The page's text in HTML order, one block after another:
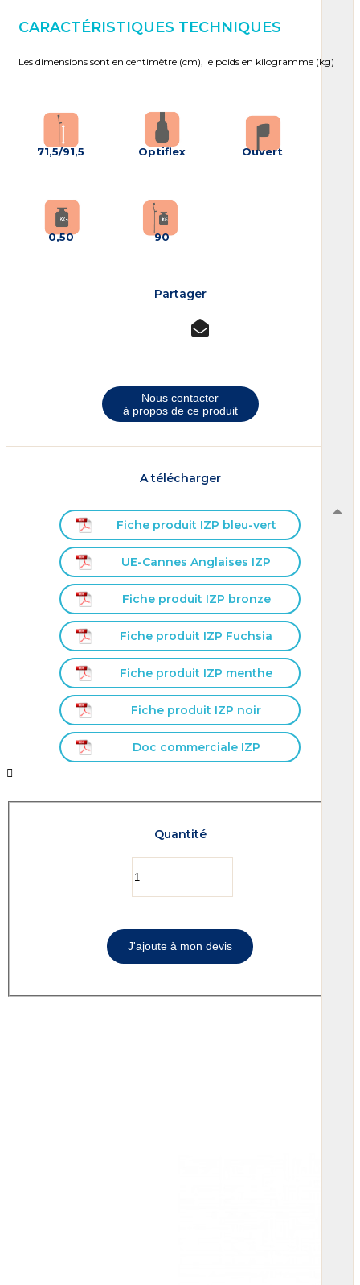

CARACTÉRISTIQUES TECHNIQUES
Les dimensions sont en centimètre (cm), le poids en kilogramme (kg)
71,5/91,5 Optiflex Ouvert
0,50 90
Partager
Nous contacter
à propos de ce produit
A télécharger
Fiche produit IZP bleu-vert
UE-Cannes Anglaises IZP
Fiche produit IZP bronze
Fiche produit IZP Fuchsia
Fiche produit IZP menthe
Fiche produit IZP noir
Doc commerciale IZP
Quantité
J'ajoute à mon devis